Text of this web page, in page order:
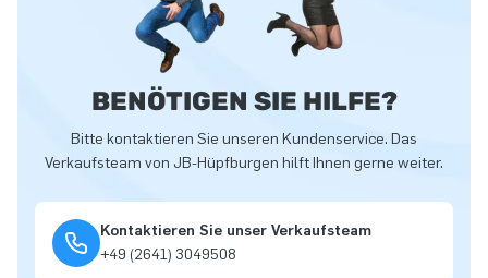
BENÖTIGEN SIE HILFE?
Bitte kontaktieren Sie unseren Kundenservice. Das
Verkaufsteam von JB-Hüpfburgen hilft Ihnen gerne weiter.
Kontaktieren Sie unser Verkaufsteam
+49 (2641) 3049508